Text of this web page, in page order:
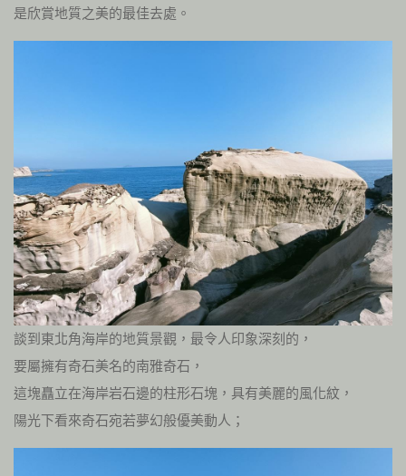
是欣賞地質之美的最佳去處。
談到東北角海岸的地質景觀，最令人印象深刻的，
要屬擁有奇石美名的南雅奇石，
這塊矗立在海岸岩石邊的柱形石塊，具有美麗的風化紋，
陽光下看來奇石宛若夢幻般優美動人；